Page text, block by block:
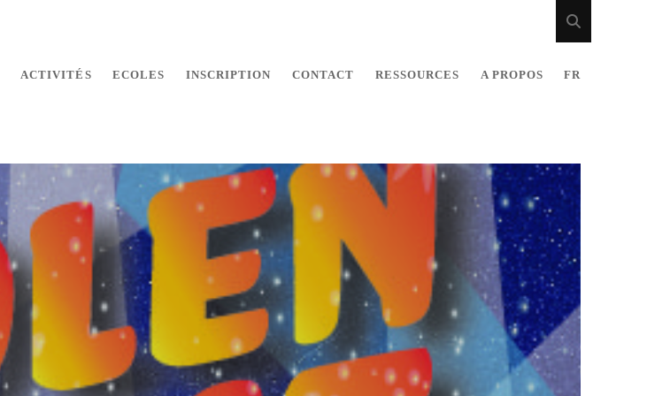
ACTIVITÉS ECOLES INSCRIPTION CONTACT RESSOURCES A PROPOS FR